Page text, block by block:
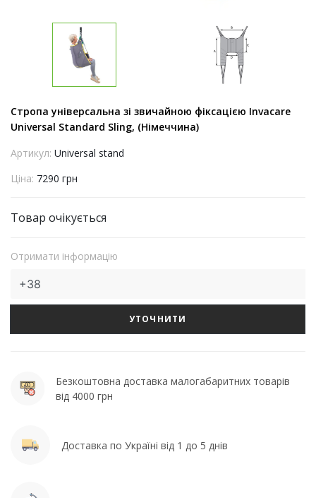
Стропа універсальна зі звичайною фіксацією Invacare
Universal Standard Sling, (Німеччина)
Артикул: Universal stand
Ціна: 7290 грн
Товар очікується
Отримати інформацію
УТОЧНИТИ
Безкоштовна доставка малогабаритних товарів
від 4000 грн
Доставка по Україні від 1 до 5 днів